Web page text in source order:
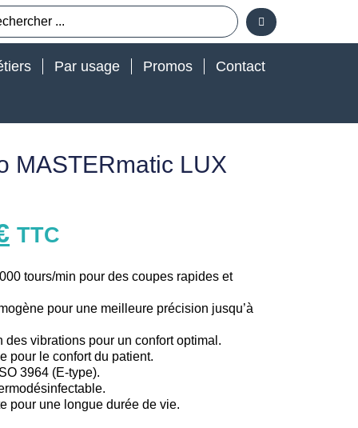
Par usage Promos Contact
MASTERmatic LUX
TTC
tours/min pour des coupes rapides et
pour une meilleure précision jusqu’à
des vibrations pour un confort optimal.
pour le confort du patient.
3964 (E-type).
pour une longue durée de vie.